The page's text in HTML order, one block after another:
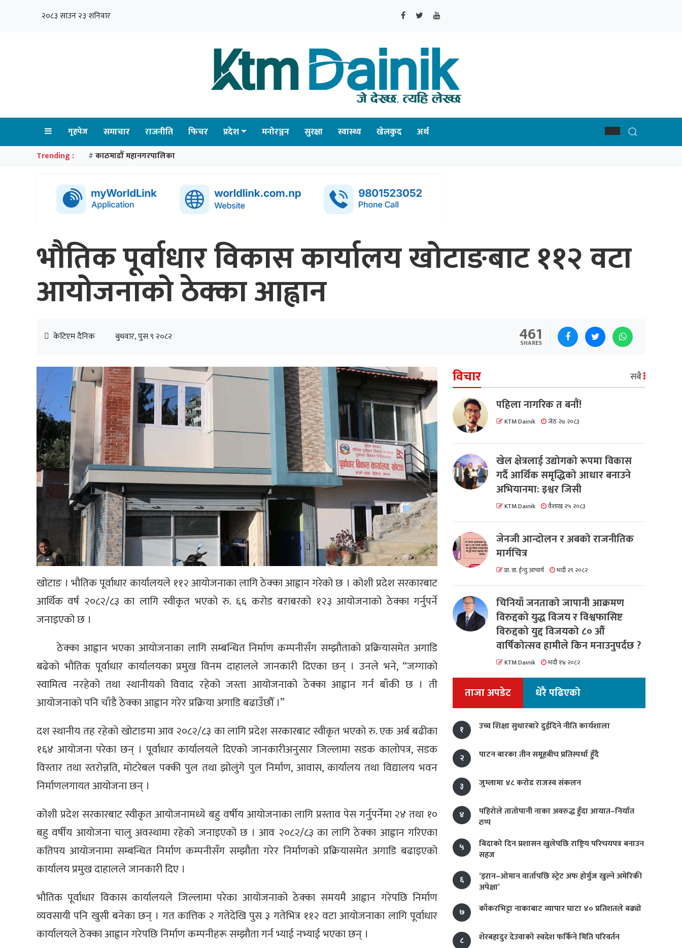
२०८३ साउन २३ शनिवार
गृहपेज समाचार राजनीति फिचर प्रदेश मनोरञ्जन सुरक्षा स्वास्थ्य खेलकुद अर्थ
Trending : # काठमाडौँ महानगरपालिका
भौतिक पूर्वाधार विकास कार्यालय खोटाङबाट ११२ वटा
आयोजनाको ठेक्का आह्वान
केटिएम दैनिक बुधवार, पुस ९ २०८२ 461
SHARES
खोटाङ । भौतिक पूर्वाधार कार्यालयले ११२ आयोजनाका लागि ठेक्का आह्वान गरेको छ । कोशी प्रदेश सरकारबाट
आर्थिक वर्ष २०८२/८३ का लागि स्वीकृत भएको रु. ६६ करोड बराबरको १२३ आयोजनाको ठेक्का गर्नुपर्ने
जनाइएको छ ।
ठेक्का आह्वान भएका आयोजनाका लागि सम्बन्धित निर्माण कम्पनीसँग सम्झौताको प्रक्रियासमेत अगाडि
बढेको भौतिक पूर्वाधार कार्यालयका प्रमुख विनम दाहालले जानकारी दिएका छन् । उनले भने, “जग्गाको
स्वामित्व नरहेको तथा स्थानीयको विवाद रहेको जस्ता आयोजनाको ठेक्का आह्वान गर्न बाँकी छ । ती
आयोजनाको पनि चाँडै ठेक्का आह्वान गरेर प्रक्रिया अगाडि बढाउँछौँ ।”
दश स्थानीय तह रहेको खोटाङमा आव २०८२/८३ का लागि प्रदेश सरकारबाट स्वीकृत भएको रु. एक अर्ब बढीका
१६४ आयोजना परेका छन् । पूर्वाधार कार्यालयले दिएको जानकारीअनुसार जिल्लामा सडक कालोपत्र, सडक
विस्तार तथा स्तरोन्नति, मोटरेबल पक्की पुल तथा झोलुंगे पुल निर्माण, आवास, कार्यालय तथा विद्यालय भवन
निर्माणलगायत आयोजना छन् ।
कोशी प्रदेश सरकारबाट स्वीकृत आयोजनामध्ये बहु वर्षीय आयोजनाका लागि प्रस्ताव पेस गर्नुपर्नेमा २४ तथा १०
बहु वर्षीय आयोजना चालु अवस्थामा रहेको जनाइएको छ । आव २०८२/८३ का लागि ठेक्का आह्वान गरिएका
कतिपय आयोजनामा सम्बन्धित निर्माण कम्पनीसँग सम्झौता गरेर निर्माणको प्रक्रियासमेत अगाडि बढाइएको
कार्यालय प्रमुख दाहालले जानकारी दिए ।
भौतिक पूर्वाधार विकास कार्यालयले जिल्लामा परेका आयोजनाको ठेक्का समयमै आह्वान गरेपछि निर्माण
व्यवसायी पनि खुसी बनेका छन् । गत कात्तिक २ गतेदेखि पुस ३ गतेभित्र ११२ वटा आयोजनाका लागि पूर्वाधार
कार्यालयले ठेक्का आह्वान गरेपछि निर्माण कम्पनीहरू सम्झौता गर्न भ्याई नभ्याई भएका छन् ।
विचार सबै
पहिला नागरिक त बनाैं!
KTM Dainik जेठ २७ २०८३
खेल क्षेत्रलाई उद्योगको रूपमा विकास
गर्दै आर्थिक समृद्धिको आधार बनाउने
अभियानमा: इश्वर जिसी
KTM Dainik वैशाख २५ २०८३
जेनजी आन्दोलन र अबको राजनीतिक
मार्गचित्र
प्रा. डा. ईन्दु आचार्य भदौ २९ २०८२
चिनियाँ जनताको जापानी आक्रमण
विरुद्दको युद्ध विजय र विश्वफासिष्ट
विरुद्दको युद्द विजयको ८० औं
वार्षिकोत्सव हामीले किन मनाउनुपर्दछ ?
KTM Dainik भदौ १४ २०८२
ताजा अपडेट धेरै पढिएको
१ उच्च शिक्षा सुधारबारे दुईदिने नीति कार्यशाला
२ पाटन बारका तीन समूहबीच प्रतिस्पर्धा हुँदै
३ जुम्लामा ४८ करोड राजस्व संकलन
४
पहिरोले तातोपानी नाका अवरुद्ध हुँदा आयात–निर्यात
ठप्प
५
बिदाको दिन प्रशासन खुलेपछि राष्ट्रिय परिचयपत्र बनाउन
सहज
६
‘इरान–ओमान वार्तापछि स्ट्रेट अफ होर्मुज खुल्ने अमेरिकी
अपेक्षा’
७
काँकरभिट्टा नाकाबाट व्यापार घाटा ४० प्रतिशतले बढ्यो
८ शेरबहादुर देउवाको स्वदेश फर्किने मिति परिवर्तन